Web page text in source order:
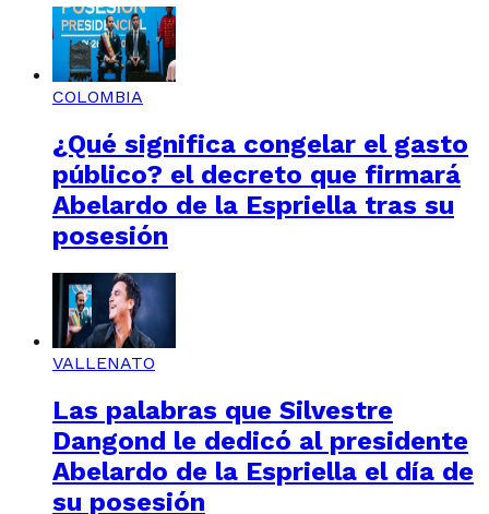
COLOMBIA
¿Qué significa congelar el gasto
público? el decreto que firmará
Abelardo de la Espriella tras su
posesión
VALLENATO
Las palabras que Silvestre
Dangond le dedicó al presidente
Abelardo de la Espriella el día de
su posesión